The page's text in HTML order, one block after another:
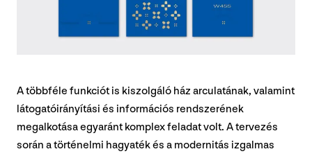
A többféle funkciót is kiszolgáló ház arculatának, valamint
látogatóirányítási és információs rendszerének
megalkotása egyaránt komplex feladat volt. A tervezés
során a történelmi hagyaték és a modernitás izgalmas